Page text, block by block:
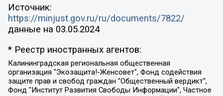
Источник:
https://minjust.gov.ru/ru/documents/7822/
данные на 03.05.2024
* Реестр иностранных агентов:
Калининградская региональная общественная организация "Экозащита!-Женсовет", Фонд содействия защите прав и свобод граждан "Общественный вердикт", Фонд "Институт Развития Свободы Информации", Частное учреждение "Информационное агентство МЕМО. РУ", Региональная общественная организация "Общественная комиссия по сохранению наследия академика Сахарова", Фонд поддержки свободы прессы, Санкт-Петербургская общественная правозащитная организация "Гражданский контроль", Межрегиональная общественная организация "Информационно-просветительский центр "Мемориал", Региональный Фонд "Центр Защиты Прав Средств Массовой Информации", с 05.12.2023 Фонд "Центр Защиты Прав Средств массовой информации", Региональная общественная благотворительная организация помощи беженцам и мигрантам "Гражданское содействие", Негосударственное образовательное учреждение дополнительного профессионального образования (повышение квалификации) специалистов "АКАДЕМИЯ ПО ПРАВАМ ЧЕЛОВЕКА", Свердловская региональная общественная организация "Сутяжник", Автономная некоммерческая организация "Центр независимых социологических исследований", Союз общественных объединений "Российский исследовательский центр по правам человека", Региональное общественное учреждение научно-информационный центр "МЕМОРИАЛ", Некоммерческая организация "Фонд защиты гласности", Автономная некоммерческая организация "Институт прав человека", Городская общественная организация "Екатеринбургское общество "МЕМОРИАЛ", Городская общественная организация "Рязанское историко-просветительское и правозащитное общество "Мемориал" (Рязанский Мемориал), Челябинский региональный орган общественной самодеятельности – женское общественное объединение "Женщины Евразии", Челябинский региональный орган общественной самодеятельности "Уральская правозащитная группа", Фонд содействия защите здоровья и социальной справедливости имени Андрея Рылькова, Автономная Некоммерческая Организация "Аналитический Центр Юрия Левады", Автономная некоммерческая организация социальной поддержки населения "Проект Апрель", Региональная общественная организация помощи женщинам и детям, находящимся в кризисной ситуации "Информационно-методический центр "Анна", Фонд содействия развитию массовых коммуникаций и правовому просвещению "Так-так-Так", Фонд содействия устойчивому развитию "Серебряная тайга", Свердловский региональный общественный фонд социальных проектов "Новое время", "Idel.Реалии", Кавказ.Реалии, Крым.Реалии, Телеканал Настоящее Время, Татаро-башкирская служба Радио Свобода (Azatliq Radiosi), Радио Свободная Европа/Радио Свобода (PCE/PC), "Сибирь.Реалии", "Фактограф", Благотворительный фонд помощи осужденным и их семьям, Автономная некоммерческая организация "Институт глобализации и социальных движений", Фонд "В защиту прав заключенных", Частное учреждение "Центр поддержки и содействия развитию средств массовой информации", Пензенский региональный общественный благотворительный фонд "Гражданский союз", "Север.Реалии", Некоммерческая организация Фонд "Правовая инициатива", Общество с ограниченной ответственностью "Радио Свободная Европа/Радио Свобода", Чешское информационное агентство "MEDIUM-ORIENT", Красноярская региональная общественная организация "Мы против СПИДа", Камалягин Денис Николаевич, Маркелов Сергей Евгеньевич, Пономарев Лев Александрович, Савицкая Людмила Алексеевна, Автономная некоммерческая организация "Центр по работе с проблемой насилия "НАСИЛИЮ.НЕТ", Межрегиональный профессиональный союз работников здравоохранения "Альянс врачей", Юридическое лицо, зарегистрированное в Латвийской Республике, SIA "Medusa Project" (регистрационный номер 40103797863, дата регистрации 10.06.2014), Некоммерческая организация "Фонд по борьбе с коррупцией", Автономная некоммерческая организация "Институт права и публичной политики", Баданин Роман Сергеевич, Гликин Максим Александрович, Железнова Мария Михайловна, Лукьянова Юлия Сергеевна, Маетная Елизавета Витальевна, Маняхин Петр Борисович, Чуракова Ольга Владимировна, Ярош Юлия Петровна, Юридическое лицо "The Insider SIA", зарегистрированное в Риге, Латвийская Республика (дата регистрации 26.06.2015), являющееся администратором доменного имени интернет-издания "The Insider SIA", https://theins.ru, Постернак Алексей Евгеньевич, Рубин Михаил Аркадьевич, Анин Роман Александрович, Юридическое лицо Istories fonds, зарегистрированное в Латвийской Республике (регистрационный номер 50008295751, дата регистрации 24.02.2020), Великовский Дмитрий Александрович, Долинина Ирина Николаевна, Мароховская Алеся Алексеевна, Шлейнов Роман Юрьевич, Шмагун Олеся Валентиновна, Общество с ограниченной ответственностью "Альтаир 2021", Общество с ограниченной ответственностью "Вега 2021", Общество с ограниченной ответственностью "Главный редактор 2021", Общество с ограниченной ответственностью "Ромашки монолит", Важенков Артем Валерьевич, Ивановская областная общественная организация "Центр гендерных исследований", Гурман Юрий Альбертович, Медиапроект "ОВД-Инфо", Егоров Владимир Владимирович, Жилинский Владимир Александрович, Общество с ограниченной ответственностью "ЗП", Иванова София Юрьевна, Карезина Инна Павловна, Кильтау Екатерина Викторовна, Петров Алексей Викторович, Пискунов Сергей Евгеньевич, Смирнов Сергей Сергеевич, Тихонов Михаил Сергеевич, Общество с ограниченной ответственностью "ЖУРНАЛИСТ-ИНОСТРАННЫЙ АГЕНТ", Арапова Галина Юрьевна, Вольтская Татьяна Анатольевна, Американская компания "Mason G.E.S. Anonymous Foundation" (США), являющаяся владельцем интернет-издания https://mnews.world/, Компания "Stichting Bellingcat", зарегистрированная в Нидерландах (дата регистрации 11.07.2018), Захаров Андрей Вячеславович, Клепиковская Екатерина Дмитриевна, Общество с ограниченной ответственностью "МЕМО", Перл Роман Александрович, Симонов Евгений Алексеевич, Соловьева Елена Анатольевна, Сотников Даниил Владимирович, Сурначева Елизавета Дмитриевна, Автономная некоммерческая организация по защите прав человека и информированию населения "Якутия – Наше Мнение", Общество с ограниченной ответственностью "Москоу диджитал медиа", с 26.01.2023 Общество с ограниченной ответственностью "Чайка Белые сады", Ветошкина Валерия Валерьевна, Заговора Максим Александрович, Межрегиональное общественное движение "Российская ЛГБТ - сеть", Оленичев Максим Владимирович, Павлов Иван Юрьевич, Скворцова Елена Сергеевна, Общество с ограниченной ответственностью "Как бы инагент", Кочетков Игорь Викторович, Общество с ограниченной ответственностью "Честные выборы", Еланчик Олег Александрович, Общество с ограниченной ответственностью "Нобелевский призыв", Гималова Регина Эмилевна, Григорьев Андрей Валерьевич, Григорьева Алина Александровна, Ассоциация по содействию защите прав призывников, альтернативнослужащих и военнослужащих "Правозащитная группа "Гражданин.Армия.Право", Хисамова Регина Фаритовна, Автономная некоммерческая организация по реализации социально-правовых программ "Лилит", Дальневосточное общественное движение "Маяк", Санкт-Петербургская ЛГБТ-инициативная группа "Выход", Инициативная группа ЛГБТ+ "Реверс", Алексеев Андрей Викторович, Бекбулатова Таисия Львовна, Беляев Иван Михайлович, Владыкина Елена Сергеевна, Гельман Марат Александрович, Никульшина Вероника Юрьевна, Толоконникова Надежда Андреевна, Шендерович Виктор Анатольевич, Общество с ограниченной ответственностью "Данное сообщение", Общество с ограниченной ответственностью Издательский дом "Новая глава", Айнбиндер Александра Александровна, Московский комьюнити-центр для ЛГБТ+инициатив, Благотворительный фонд развития филантропии, Deutsche Welle (Германия, Kurt-Schumacher-Strasse 3, 53113 Bonn), Борзунова Мария Михайловна, Воробьев Виктор Викторович, Голубева Анна Львовна, Константинова Алла Михайловна, Малкова Ирина Владимировна, Мурадов Мурад Абдулгалимович, Осетинская Елизавета Николаевна, Понасенков Евгений Николаевич, Ганапольский Матвей Юрьевич, Киселев Евгений Алексеевич, Борухович Ирина Григорьевна, Дремин Иван Тимофеевич, Дубровский Дмитрий Викторович, Красноярская региональная общественная организация поддержки и развития альтернативных образовательных технологий и межкультурных коммуникаций "ИНТЕРРА", Маяковская Екатерина Алексеевна, Фейгин Марк Захарович, Филимонов Андрей Викторович, Дзугкоева Регина Николаевна, Доброхотов Роман Александрович, Дудь Юрий Александрович, Елкин Сергей Владимирович, Кругликов Кирилл Игоревич, Сабунаева Мария Леонидовна, Семенов Алексей Владимирович, Шаинян Карен Багратович, Шульман Екатерина Михайловна, Асафьев Артур Валерьевич, Вахштайн Виктор Семенович, Венедиктов Алексей Алексеевич, Лушникова Екатерина Евгеньевна, Волков Леонид Михайлович, Невзоров Александр Глебович, Пархоменко Сергей Борисович, Сироткин Ярослав Николаевич, Кара-Мурза Владимир Владимирович, Баранова Наталья Владимировна, Гозман Леонид Яковлевич, Кагарлицкий Борис Юльевич, Климарев Михаил Валерьевич, Милов Владимир Станиславович, Автономная некоммерческая организация Краснодарский центр современного искусства "Типография", Моргенштерн Алишер Тагирович, Соболь Любовь Эдуардовна, Общество с ограниченной ответственностью "ЛИЗА НОРМ", Каспаров Гарри Кимович, Ходорковский Михаил Борисович, Общество с ограниченной ответственностью "Апрельские тезисы", Данилович Ирина Брониславовна, Кашин Олег Владимирович, Петров Николай Владимирович, Пивоваров Алексей Владимирович, Соколов Михаил Владимирович, Цветкова Юлия Владимировна, Чичваркин Евгений Александрович, Комитет против пыток/Команда против пыток, Общество с ограниченной ответственностью "Первый научный", Общество с ограниченной ответственностью "Вертолет и ко", Белоцерковская Вероника Борисовна, Кац Максим Евгеньевич, Лазарева Татьяна Юрьевна, Шаведдинов Руслан Табризович, Яшин Илья Валерьевич, Общество с ограниченной ответственностью "Иноагент ААВ", Алешковский Дмитрий Петрович, Альбац Евгения Марковна, Быков Дмитрий Львович, Галямина Юлия Евгеньевна, Лойко Сергей Леонидович, Мартынов Кирилл Константинович, Медведев Сергей Александрович, Крашенинников Федор Геннадиевич, Гордеева Катерина Вл